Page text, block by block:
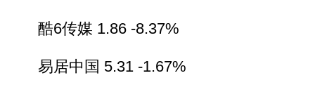
酷6传媒 1.86 -8.37%
易居中国 5.31 -1.67%